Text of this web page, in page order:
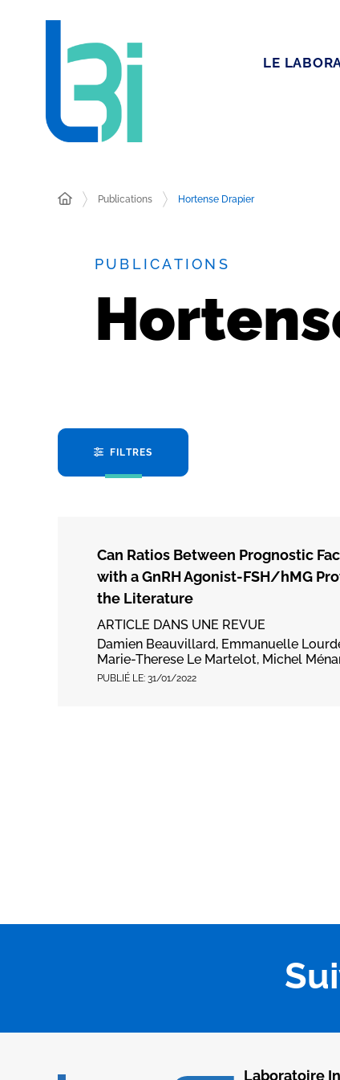
LE
Publications Hortense Drapier
PUBLICATIONS
FILTRES
Can Ratios Between Prognostic
with a GnRH Agonist-FSH/hMG
the Literature
ARTICLE DANS UNE REVUE
Damien Beauvillard, Emmanuelle
Marie-Therese Le Martelot, Michel
PUBLIÉ LE: 31/01/2022
Laboratoire